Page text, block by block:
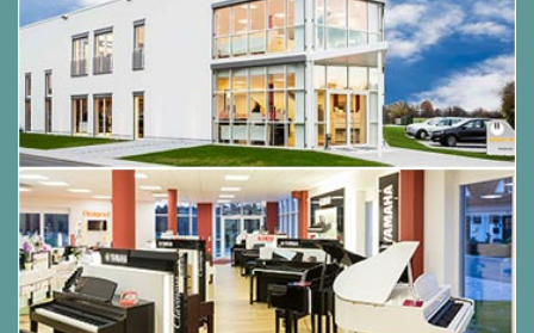
hochqualitative Keyboard-Tasche in der richtigen
Größe mit zusätzlichem Stauraum für Netzteile
und weiteres Zubehör aus und bestellen Sie
vollkommen unkompliziert online! In der Regel
liefern wir innerhalb von fünf bis acht Tagen.